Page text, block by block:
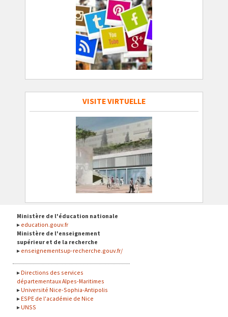
VISITE VIRTUELLE
Ministère de l'éducation nationale
education.gouv.fr
Ministère de l'enseignement
supérieur et de la recherche
enseignementsup-recherche.gouv.fr/
Directions des services
départementaux Alpes-Maritimes
Université Nice-Sophia-Antipolis
ESPE de l'académie de Nice
UNSS